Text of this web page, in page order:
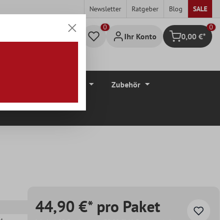
Newsletter Ratgeber Blog SALE
Ihr Konto Warenkorb
0
0,00 €*
Zubehör
44,90 €* pro Paket